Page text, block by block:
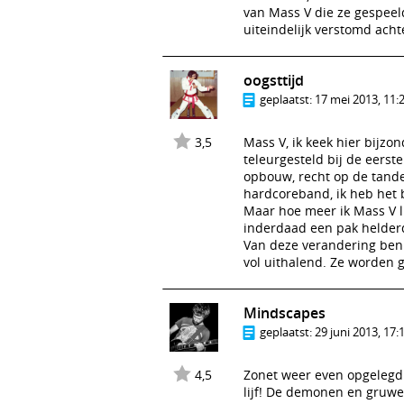
van Mass V die ze
uiteindelijk verstomd
3,5
oogsttijd
geplaatst: 17 mei 2013,
Mass V, ik keek hier
teleurgesteld bij de
opbouw, recht op de
hardcoreband, ik heb
Maar hoe meer ik Mass
inderdaad een pak
Van deze verandering
vol uithalend. Ze worden
4,5
Mindscapes
geplaatst:29 juni 2013,
Zonet weer even
lijf! De demonen en